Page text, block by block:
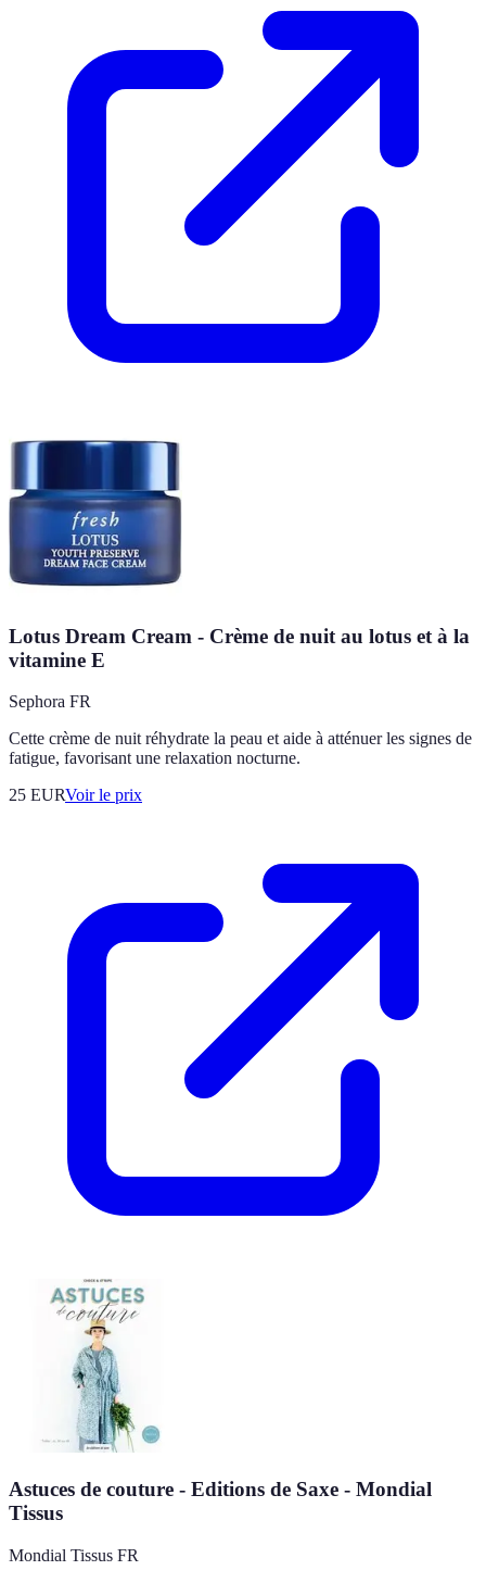
Lotus Dream Cream - Crème de nuit au lotus et à la
vitamine E
Sephora FR
Cette crème de nuit réhydrate la peau et aide à atténuer les signes de
fatigue, favorisant une relaxation nocturne.
25 EURVoir le prix
Astuces de couture - Editions de Saxe - Mondial
Tissus
Mondial Tissus FR